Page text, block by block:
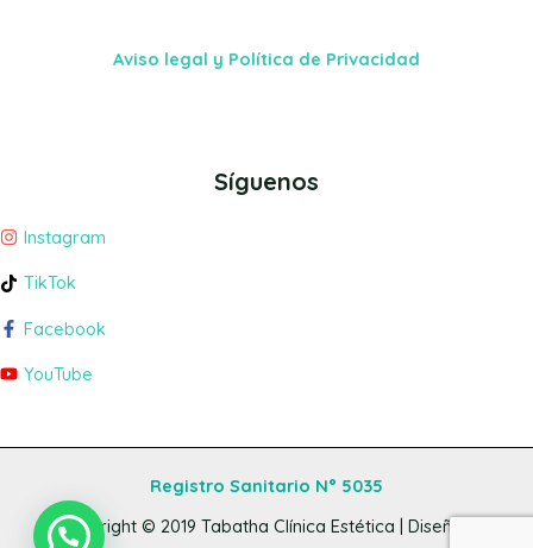
Aviso legal y Política de Privacidad
Síguenos
Instagram
TikTok
Facebook
YouTube
Registro Sanitario N° 5035
Copyright © 2019 Tabatha Clínica Estética | Diseño y